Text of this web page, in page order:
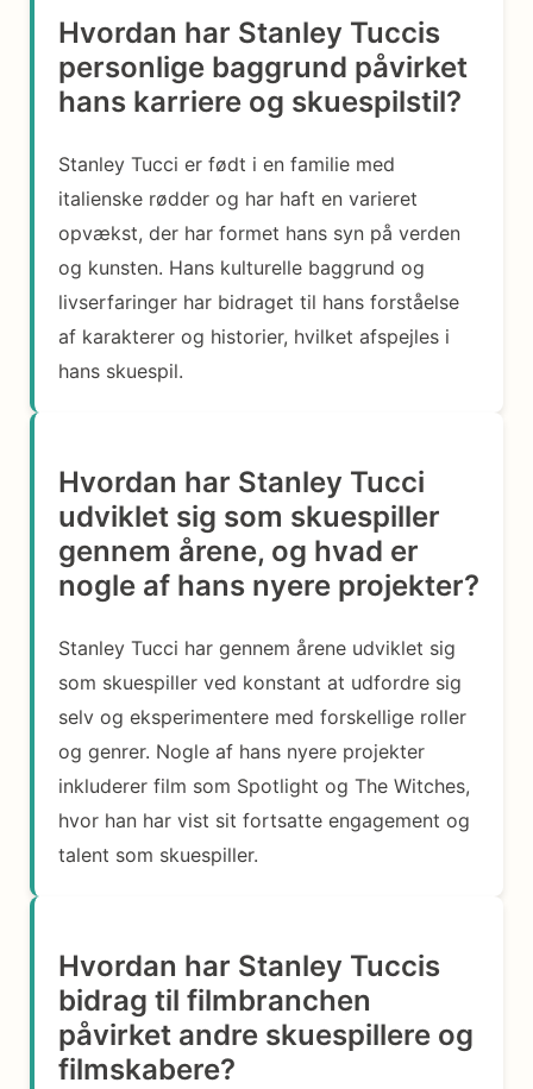
Hvordan har Stanley Tuccis
personlige baggrund påvirket
hans karriere og skuespilstil?
Stanley Tucci er født i en familie med
italienske rødder og har haft en varieret
opvækst, der har formet hans syn på verden
og kunsten. Hans kulturelle baggrund og
livserfaringer har bidraget til hans forståelse
af karakterer og historier, hvilket afspejles i
hans skuespil.
Hvordan har Stanley Tucci
udviklet sig som skuespiller
gennem årene, og hvad er
nogle af hans nyere projekter?
Stanley Tucci har gennem årene udviklet sig
som skuespiller ved konstant at udfordre sig
selv og eksperimentere med forskellige roller
og genrer. Nogle af hans nyere projekter
inkluderer film som Spotlight og The Witches,
hvor han har vist sit fortsatte engagement og
talent som skuespiller.
Hvordan har Stanley Tuccis
bidrag til filmbranchen
påvirket andre skuespillere og
filmskabere?